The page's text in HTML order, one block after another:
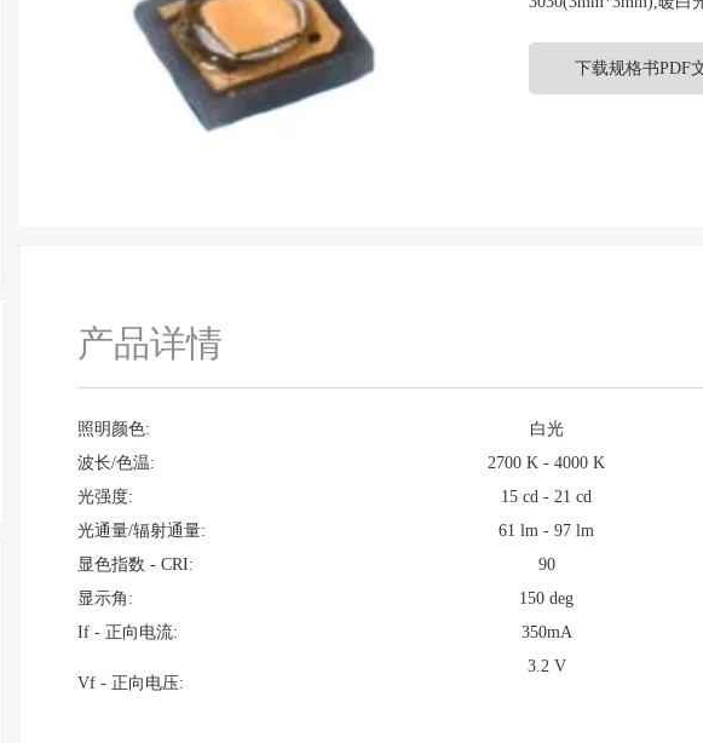
下载规格书PDF
产品详情
照明颜色:
白光
波长/色温:
2700 K - 4000 K
光强度:
15 cd - 21 cd
光通量/辐射通量:
61 lm - 97 lm
显色指数 - CRI:
90
显示角:
150 deg
If - 正向电流:
350mA
Vf - 正向电压:
3.2 V